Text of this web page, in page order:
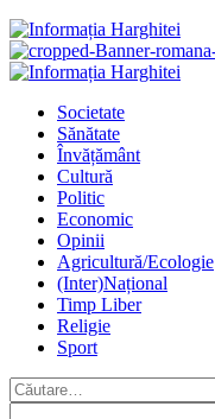
Primary
Societate
Sănătate
Învățământ
Cultură
Politic
Economic
Opinii
Agricultură/Ecologie
(Inter)Național
Timp Liber
Religie
Sport
Caută
după: